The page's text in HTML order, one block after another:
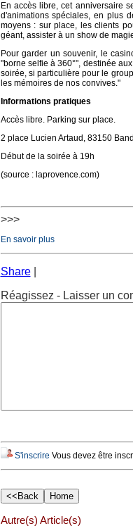
En accès libre, cet anniversaire
d'animations spéciales, en plus
moyens : sur place, les clients
géant, assister à un show de
Pour garder un souvenir, le
"borne selfie à 360°", destinée
soirée, si particulière pour le
les mémoires de nos convives."
Informations pratiques
Accès libre. Parking sur place.
2 place Lucien Artaud, 83150
Début de la soirée à 19h
(source : laprovence.com)
>>>
En savoir plus
Share
Réagissez - Laisser un
S'inscrire Vous devez être
Autre(s) Article(s)